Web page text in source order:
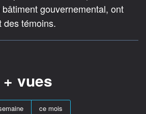
gouvernemental, ont
des témoins.
vues
ce mois